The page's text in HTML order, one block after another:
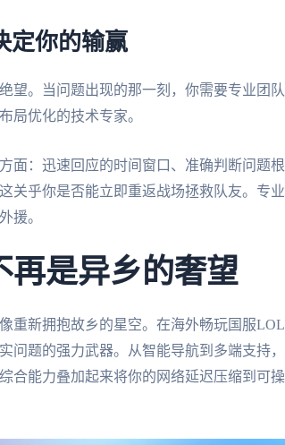
定你的输赢
望。当问题出现的那一刻，你需要专业团
局优化的技术专家。
面：迅速回应的时间窗口、准确判断问题
关乎你是否能立即重返战场拯救队友。专
援。
再是异乡的奢望
重新拥抱故乡的星空。在海外畅玩国服
问题的强力武器。从智能导航到多端支持
合能力叠加起来将你的网络延迟压缩到可